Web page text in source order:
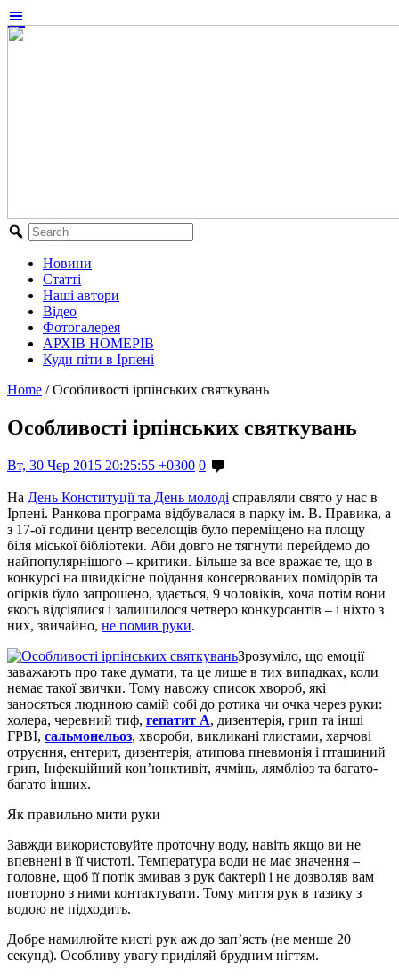
Новини
Статті
Наші автори
Відео
Фотогалерея
АРХІВ НОМЕРІВ
Куди піти в Ірпені
Home / Особливості ірпінських святкувань
Особливості ірпінських святкувань
Вт, 30 Чер 2015 20:25:55 +0300 0
На День Конституції та День молоді справляли свято у нас в
Ірпені. Ранкова програма відбувалася в парку ім. В. Правика, а
з 17-ої години центр веселощів було переміщено на площу
біля міської бібліотеки. Аби довго не тягнути перейдемо до
найпопулярнішого – критики. Більше за все вражає те, що в
конкурсі на швидкісне поїдання консервованих помідорів та
огірків було запрошено, здається, 9 чоловіків, хоча потім вони
якось відсіялися і залишилося четверо конкурсантів – і ніхто з
них, звичайно, не помив руки.
Зрозуміло, що емоції
заважають про таке думати, та це лише в тих випадках, коли
немає такої звички. Тому навожу список хвороб, які
заносяться людиною самій собі до ротика чи очка через руки:
холера, черевний тиф, гепатит А, дизентерія, грип та інші
ГРВІ, сальмонельоз, хвороби, викликані глистами, харчові
отруєння, ентерит, дизентерія, атипова пневмонія і пташиний
грип, Інфекційний кон’юнктивіт, ячмінь, лямбліоз та багато-
багато інших.
Як правильно мити руки
Завжди використовуйте проточну воду, навіть якщо ви не
впевнені в її чистоті. Температура води не має значення –
головне, щоб її потік змивав з рук бактерії і не дозволяв вам
повторно з ними контактувати. Тому миття рук в тазику з
водою не підходить.
Добре намилюйте кисті рук аж до зап’ясть (не менше 20
секунд). Особливу увагу приділяй брудним нігтям.